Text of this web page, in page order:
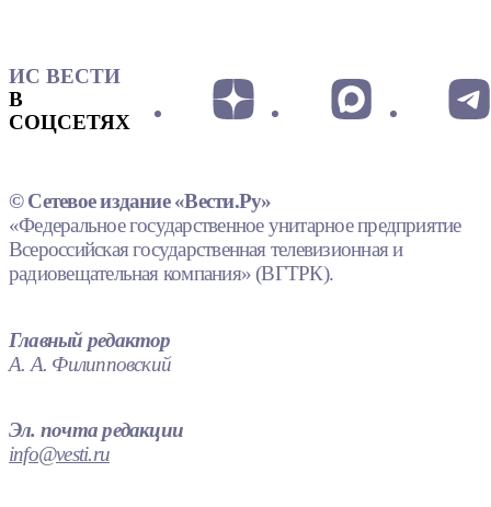
ИС ВЕСТИ
В
СОЦСЕТЯХ
© Сетевое издание «Вести.Ру»
«Федеральное государственное унитарное предприятие
Всероссийская государственная телевизионная и
радиовещательная компания» (ВГТРК).
Главный редактор
А. А. Филипповский
Эл. почта редакции
info@vesti.ru